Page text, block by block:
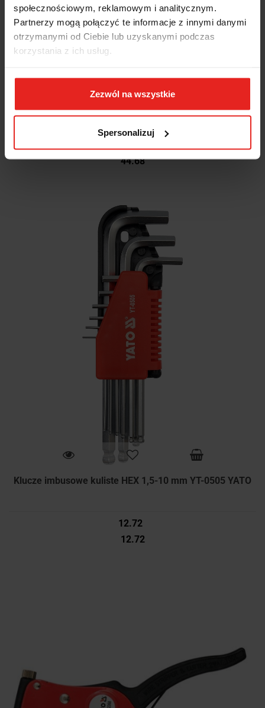
społecznościowym, reklamowym i analitycznym.
Partnerzy mogą połączyć te informacje z innymi danymi
otrzymanymi od Ciebie lub uzyskanymi podczas
korzystania z ich usług.
Zezwól na wszystkie
Spersonalizuj
WALIZKA NARZĘDZIOWA HERMET 232x192x111MM
YT-08900 YATO
44.68
Klucze imbusowe kuliste HEX 1,5-10 mm YT-0505 YATO
12.72
12.72